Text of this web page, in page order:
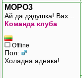
MOPO3
Ай да дэдушка! Вах...
Команда клуба
Offline
Пол:
Холадна аднака!